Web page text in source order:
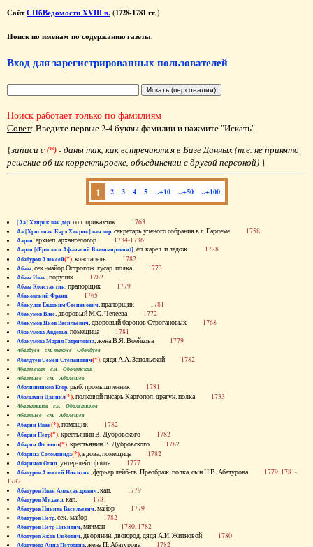
СайтСПбВедомости XVIII в. (1728-1781 гг.)
Поиск по именам по содержанию газеты.
Вход для зарегистрированных пользователей
Поиск работает только по фамилиям
Совет: Введите первые 2-4 буквы фамилии и нажмите "Искать".
{записи с(*)- даны так, как встречаются в Базе Данных (т.е. не принято
решение об их корректировке, объединении с другой персоной) }
1 2 3 4 5 ..+10 ..+50 ..+100
[Аа] Хенрик ван дер, гол. приказчик 1763
Аа [Христиан Карл Хенрик] ван дер, секретарь ученого собрания в г. Гарлеме 1758
Аарон, архиеп. архангелогор. 1734-1736
Аарон [(Еропкин Афанасий Владимирович)], еп. карел. и ладож. 1728
Абабуров Алексей(*), констапель 1782
Абаза, сек.-майор Острогож. гусар. полка 1773
Абаза Иван, поручик 1782
Абаза Константин, прапорщик 1779
Абаковский Франц 1765
Абакулов Евдоким Степанович, прапорщик 1781
Абакумов Влас, дворовый М.С. Челеева 1772
Абакумов Яков Васильевич, дворовый баронов Строгановых 1768
Абакумова Авдотья, помещица 1781
Абакумова Мария Гавриловна, жена В.Я. Воейкова 1779
Абалдуев см. также Оболдуев
Абалдуев Семен Степанович(*), дядя А.А. Запольской 1782
Абаленская см. Оболенская
Абалешев см. Аболешев
Абалишников Егор, рыб. промышленник 1781
Абалыхин Даниил(*), полковой писарь Каргопол. драгун. полка 1733
Абальянинов см. Обольянинов
Абаляшев см. Аболешев
Абарин Иван(*), помещик 1782
Абарин Петр(*), крестьянин В. Дубровского 1782
Абарин Филипп(*), крестьянин В. Дубровского 1782
Абарина Соломонида(*), вдова, помещица 1782
Абаринов Осип, унтер-лейт. флота 1777
Абатуров Алексей Никитич, фурьер лейб-гв. Преображ. полка, сын Н.В. Абатурова 1779, 1781-
1782
Абатуров Иван Александрович, кап. 1779
Абатуров Михаил, кап. 1781
Абатуров Никита Васильевич, майор 1779
Абатуров Петр, сек.-майор 1782
Абатуров Петр Никитич, мичман 1780, 1782
Абатуров Яков Глебович, дворянин, двоюрод. дядя А.И. Житновой 1780
Абатурова Анна Петровна, жена П. Абатурова 1782